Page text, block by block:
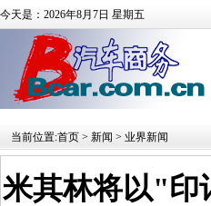
今天是：2026年8月7日 星期五
当前位置:首页 > 新闻 > 业界新闻
米其林将以"印